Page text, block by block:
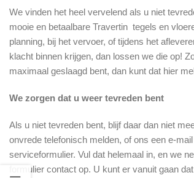
We vinden het heel vervelend als u niet
mooie en betaalbare Travertin tegels en
planning, bij het vervoer, of tijdens het
klacht binnen krijgen, dan lossen we die op!
maximaal geslaagd bent, dan kunt dat hier
We zorgen dat u weer tevreden bent
Als u niet tevreden bent, blijf daar dan niet
onvrede telefonisch melden, of ons een e-
serviceformulier. Vul dat helemaal in, en we
formulier contact op. U kunt er vanuit gaan